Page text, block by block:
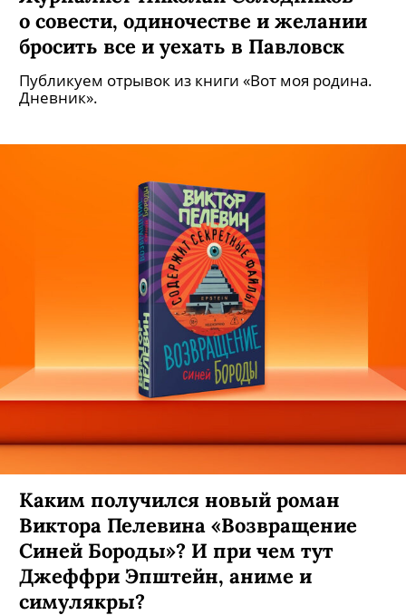
о совести, одиночестве и желании
бросить все и уехать в Павловск
Публикуем отрывок из книги «Вот моя родина.
Дневник».
Каким получился новый роман
Виктора Пелевина «Возвращение
Синей Бороды»? И при чем тут
Джеффри Эпштейн, аниме и
симулякры?